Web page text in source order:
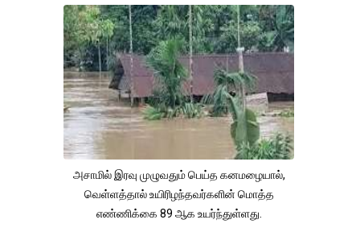
அசாமில் இரவு முழுவதும் பெய்த கனமழையால்,
வெள்ளத்தால் உயிரிழந்தவர்களின் மொத்த
எண்ணிக்கை 89 ஆக உயர்ந்துள்ளது.